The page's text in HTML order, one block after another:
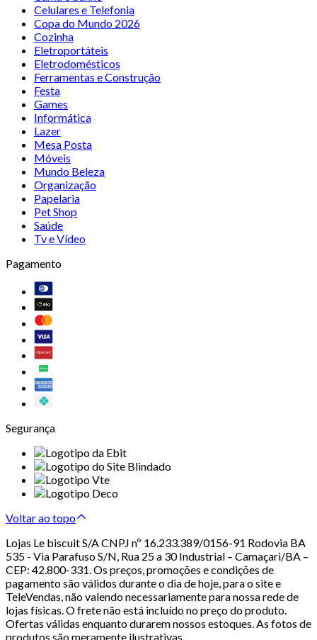
Celulares e Telefonia
Copa do Mundo 2026
Cozinha
Eletroportáteis
Eletrodomésticos
Ferramentas e Construção
Festa
Games
Informática
Lazer
Mesa Posta
Móveis
Mundo Beleza
Organização
Papelaria
Pet Shop
Saúde
Tv e Vídeo
Pagamento
Segurança
Voltar ao topo
Lojas Le biscuit S/A CNPJ nº 16.233.389/0156-91 Rodovia BA
535 - Via Parafuso S/N, Rua 25 a 30 Industrial – Camaçari/BA –
CEP: 42.800-331. Os preços, promoções e condições de
pagamento são válidos durante o dia de hoje, para o site e
TeleVendas, não valendo necessariamente para nossa rede de
lojas físicas. O frete não está incluído no preço do produto.
Ofertas válidas enquanto durarem nossos estoques. As fotos de
produtos são meramente ilustrativas.